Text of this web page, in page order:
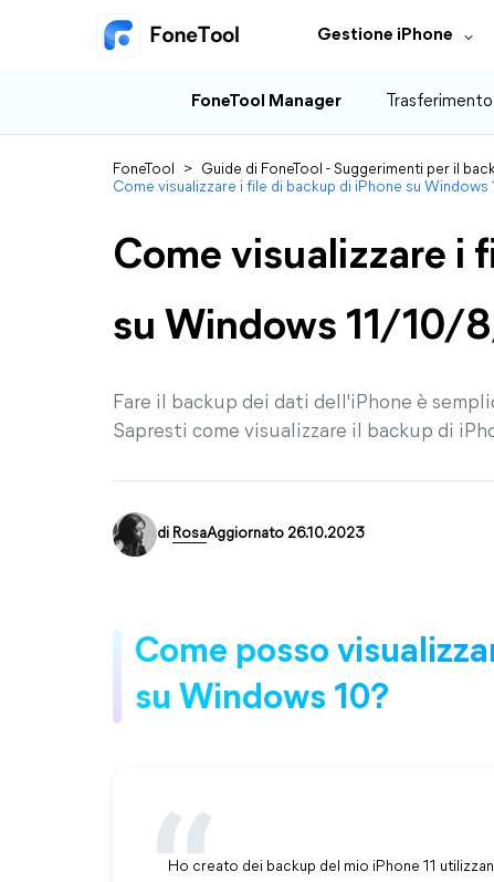
Gestione iPhone
FoneTool Manager
FoneTool > Guide di FoneTool - Suggerimenti per il
Come visualizzare i file di backup di iPhone su
Come visualizzare i
su Windows 11/10/
Fare il backup dei dati dell'iPhone è
Sapresti come visualizzare il backup di
di RosaAggiornato 26.10.2023
Come posso
su Windows 10?
Ho creato dei backup del mio iPhone 11